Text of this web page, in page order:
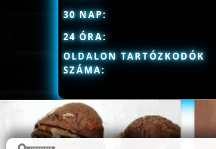
OLDALON TARTÓZKODÓK
SZÁMA:
30 NAP:
24 ÓRA: